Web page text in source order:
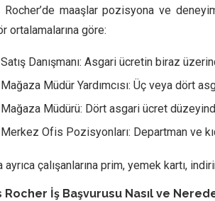
Rocher’de maaşlar pozisyona ve
ortalamalarına göre:
Satış Danışmanı: Asgari ücretin biraz
Mağaza Müdür Yardımcısı: Üç veya dört
Mağaza Müdürü: Dört asgari ücret
Merkez Ofis Pozisyonları: Departman ve
ayrıca çalışanlarına prim, yemek kartı,
Rocher İş Başvurusu Nasıl ve